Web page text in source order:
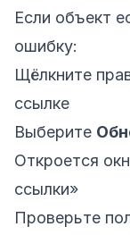
Если объект
ошибку:
Щёлкните
ссылке
Выберите
Откроется
ссылки»
Проверьте